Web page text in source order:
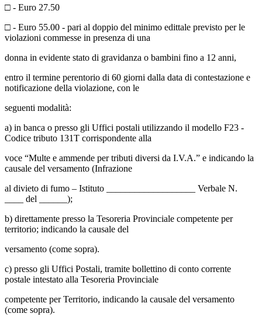
□ - Euro 27.50
□ - Euro 55.00 - pari al doppio del minimo edittale previsto per le
violazioni commesse in presenza di una
donna in evidente stato di gravidanza o bambini fino a 12 anni,
entro il termine perentorio di 60 giorni dalla data di contestazione e
notificazione della violazione, con le
seguenti modalità:
a) in banca o presso gli Uffici postali utilizzando il modello F23 -
Codice tributo 131T corrispondente alla
voce “Multe e ammende per tributi diversi da I.V.A.” e indicando la
causale del versamento (Infrazione
al divieto di fumo – Istituto ___________________ Verbale N.
____ del ______);
b) direttamente presso la Tesoreria Provinciale competente per
territorio; indicando la causale del
versamento (come sopra).
c) presso gli Uffici Postali, tramite bollettino di conto corrente
postale intestato alla Tesoreria Provinciale
competente per Territorio, indicando la causale del versamento
(come sopra).